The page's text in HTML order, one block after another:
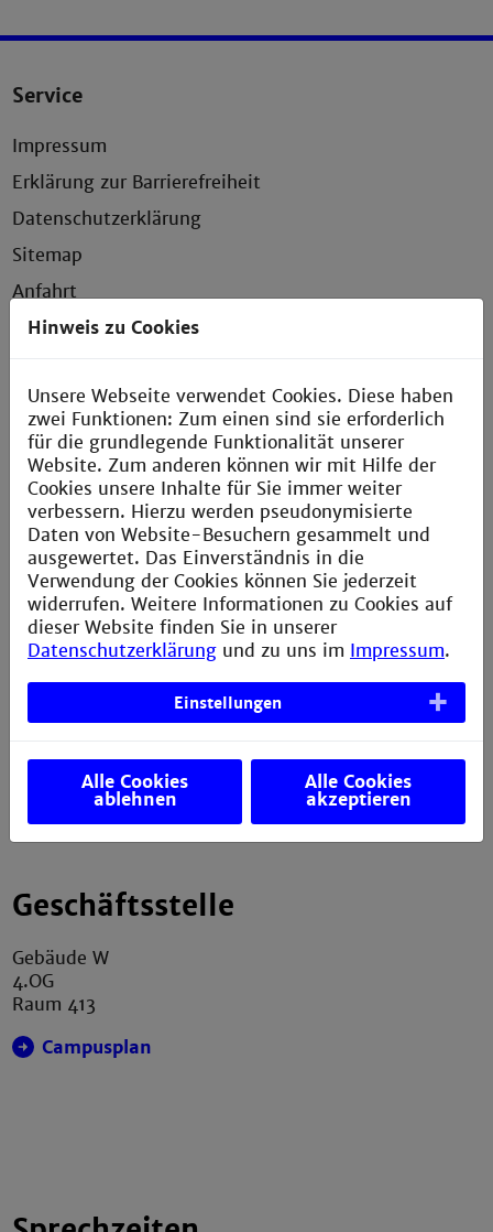
Service
Impressum
Erklärung zur Barrierefreiheit
Datenschutzerklärung
Sitemap
Anfahrt
Verbesserungsvorschlag melden
Kontakt
AStA der Technischen Hochschule Mannheim
Paul-Wittsack-Straße 10
D-68163 Mannheim
Postfach H033(intern)
info.asta@th-mannheim.de
Geschäftsstelle
Gebäude W
4.OG
Raum 413
Campusplan
Hinweis zu Cookies
Unsere Webseite verwendet Cookies. Diese haben
zwei Funktionen: Zum einen sind sie erforderlich
für die grundlegende Funktionalität unserer
Website. Zum anderen können wir mit Hilfe der
Cookies unsere Inhalte für Sie immer weiter
verbessern. Hierzu werden pseudonymisierte
Daten von Website-Besuchern gesammelt und
ausgewertet. Das Einverständnis in die
Verwendung der Cookies können Sie jederzeit
widerrufen. Weitere Informationen zu Cookies auf
dieser Website finden Sie in unserer
Datenschutzerklärung und zu uns im Impressum.
Einstellungen
Alle Cookies
ablehnen
Alle Cookies
akzeptieren